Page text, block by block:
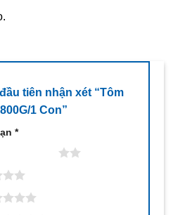
tiên nhận xét “Tôm
1 Con”
*